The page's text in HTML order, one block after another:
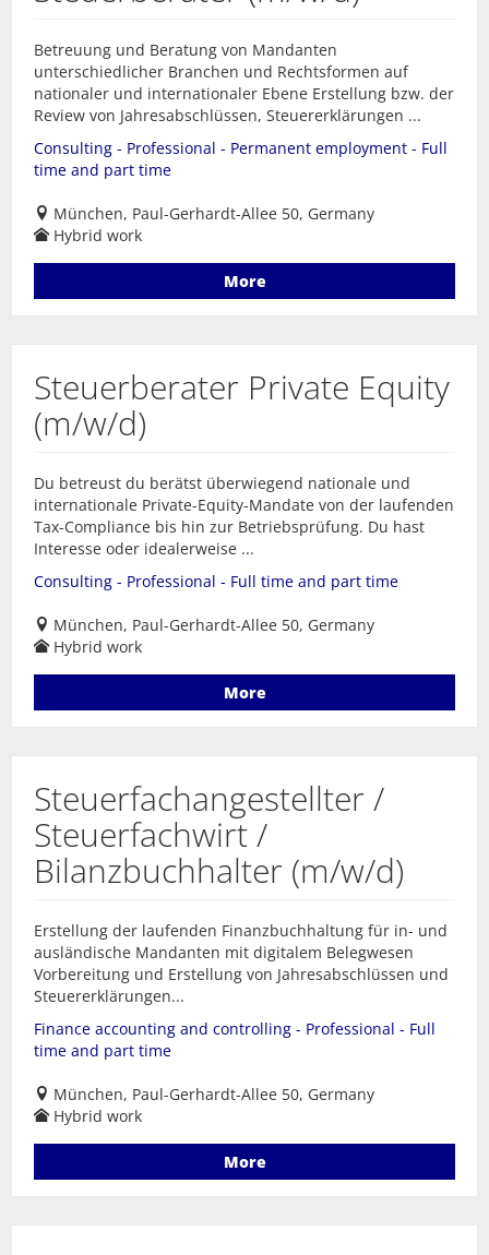
Betreuung und Beratung von Mandanten
unterschiedlicher Branchen und Rechtsformen auf
nationaler und internationaler Ebene Erstellung bzw. der
Review von Jahresabschlüssen, Steuererklärungen ...
Consulting - Professional - Permanent employment - Full
time and part time
München, Paul-Gerhardt-Allee 50, Germany
Hybrid work
More
Steuerberater Private Equity
(m/w/d)
Du betreust du berätst überwiegend nationale und
internationale Private-Equity-Mandate von der laufenden
Tax-Compliance bis hin zur Betriebsprüfung. Du hast
Interesse oder idealerweise ...
Consulting - Professional - Full time and part time
München, Paul-Gerhardt-Allee 50, Germany
Hybrid work
More
Steuerfachangestellter /
Steuerfachwirt /
Bilanzbuchhalter (m/w/d)
Erstellung der laufenden Finanzbuchhaltung für in- und
ausländische Mandanten mit digitalem Belegwesen
Vorbereitung und Erstellung von Jahresabschlüssen und
Steuererklärungen...
Finance accounting and controlling - Professional - Full
time and part time
München, Paul-Gerhardt-Allee 50, Germany
Hybrid work
More